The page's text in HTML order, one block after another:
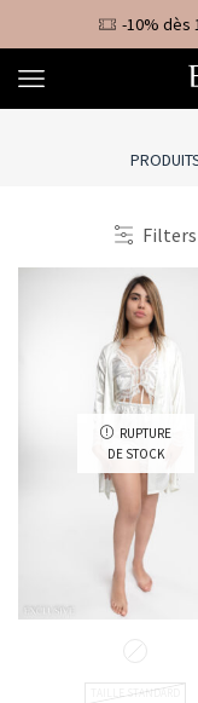
-10% dès
Filters
RUPTURE
DE STOCK
TAILLE STANDARD